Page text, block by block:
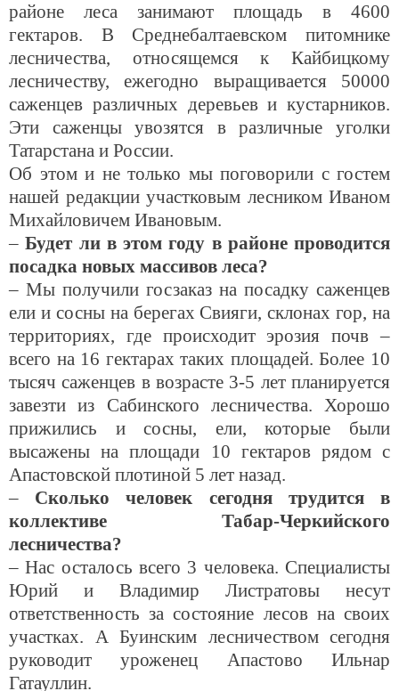
районе леса занимают площадь в 4600
гектаров. В Среднебалтаевском питомнике
лесничества, относящемся к Кайбицкому
лесничеству, ежегодно выращивается 50000
саженцев различных деревьев и кустарников.
Эти саженцы увозятся в различные уголки
Татарстана и России.
Об этом и не только мы поговорили с гостем
нашей редакции участковым лесником Иваном
Михайловичем Ивановым.
– Будет ли в этом году в районе проводится
посадка новых массивов леса?
– Мы получили госзаказ на посадку саженцев
ели и сосны на берегах Свияги, склонах гор, на
территориях, где происходит эрозия почв –
всего на 16 гектарах таких площадей. Более 10
тысяч саженцев в возрасте 3-5 лет планируется
завезти из Сабинского лесничества. Хорошо
прижились и сосны, ели, которые были
высажены на площади
10 гектароврядом с
Апастовской плотиной 5 лет назад.
– Сколько человек сегодня трудится в
коллективе Табар-Черкийского
лесничества?
– Нас осталось всего 3 человека. Специалисты
Юрий и Владимир Листратовы несут
ответственность за состояние лесов на своих
участках. А Буинским лесничеством сегодня
руководит уроженец Апастово Ильнар
Гатауллин.